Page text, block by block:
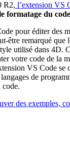
R2, l’extension VS
formatage du
pour éditer des
être remarqué que
utilisé dans 4D.
votre code de la
VS Code se
de
code.
des exemples,